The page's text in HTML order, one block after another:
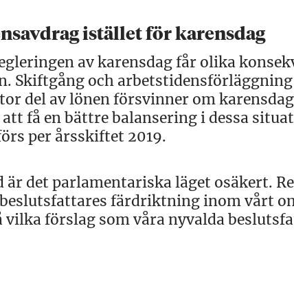
istället för karensdag
av karensdag får olika
Skiftgång och
del av lönen försvinner om
att få en bättre balansering i dessa
per årsskiftet 2019.
är det parlamentariska läget osäkert.
färdriktning inom vårt
vilka förslag som våra nyvalda